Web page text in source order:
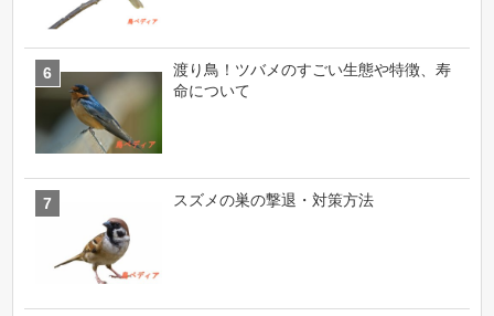
渡り鳥！ツバメのすごい生態や特徴、寿
命について
スズメの巣の撃退・対策方法